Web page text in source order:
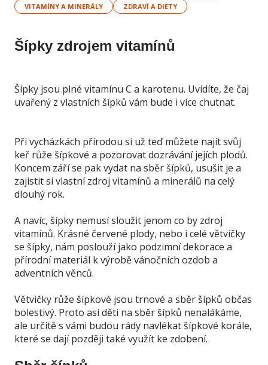
VITAMÍNY A MINERÁLY
ZDRAVÍ A DIETY
Šípky zdrojem vitamínů
Šípky jsou plné vitamínu C a karotenu. Uvidíte, že čaj
uvařený z vlastních šípků vám bude i více chutnat.
Při vycházkách přírodou si už teď můžete najít svůj
keř růže šípkové a pozorovat dozrávání jejích plodů.
Koncem září se pak vydat na sběr šípků, usušit je a
zajistit si vlastní zdroj vitamínů a minerálů na celý
dlouhý rok.
A navíc, šípky nemusí sloužit jenom co by zdroj
vitamínů. Krásné červené plody, nebo i celé větvičky
se šípky, nám poslouží jako podzimní dekorace a
přírodní materiál k výrobě vánočních ozdob a
adventních věnců.
Větvičky růže šípkové jsou trnové a sběr šípků občas
bolestivý. Proto asi děti na sběr šípků nenalákáme,
ale určitě s vámi budou rády navlékat šípkové korále,
které se dají později také využít ke zdobení.